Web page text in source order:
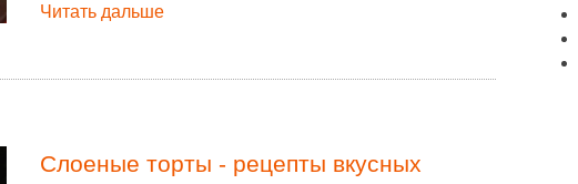
Читать дальше
Слоеные торты - рецепты вкусных